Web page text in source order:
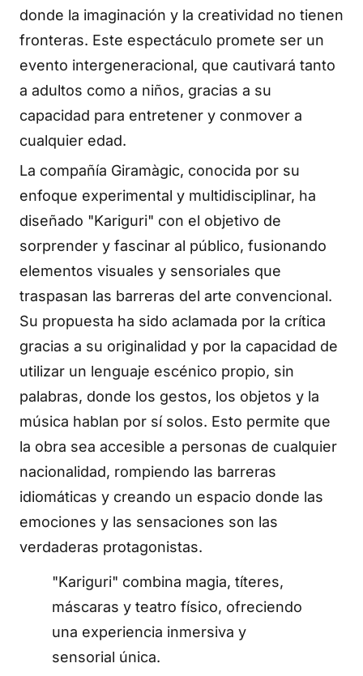
donde la imaginación y la creatividad no tienen
fronteras. Este espectáculo promete ser un
evento intergeneracional, que cautivará tanto
a adultos como a niños, gracias a su
capacidad para entretener y conmover a
cualquier edad.
La compañía Giramàgic, conocida por su
enfoque experimental y multidisciplinar, ha
diseñado "Kariguri" con el objetivo de
sorprender y fascinar al público, fusionando
elementos visuales y sensoriales que
traspasan las barreras del arte convencional.
Su propuesta ha sido aclamada por la crítica
gracias a su originalidad y por la capacidad de
utilizar un lenguaje escénico propio, sin
palabras, donde los gestos, los objetos y la
música hablan por sí solos. Esto permite que
la obra sea accesible a personas de cualquier
nacionalidad, rompiendo las barreras
idiomáticas y creando un espacio donde las
emociones y las sensaciones son las
verdaderas protagonistas.
"Kariguri" combina magia, títeres,
máscaras y teatro físico, ofreciendo
una experiencia inmersiva y
sensorial única.